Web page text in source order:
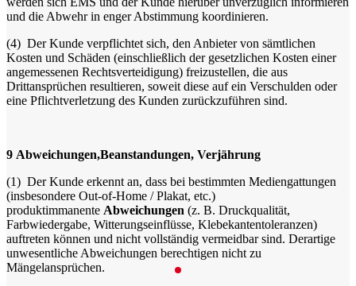
und die Abwehr in enger Abstimmung koordinieren.
(4) Der Kunde verpflichtet sich, den Anbieter von sämtlichen
Kosten und Schäden (einschließlich der gesetzlichen Kosten einer
angemessenen Rechtsverteidigung) freizustellen, die aus
Drittansprüchen resultieren, soweit diese auf ein Verschulden oder
eine Pflichtverletzung des Kunden zurückzuführen sind.
9 Abweichungen,Beanstandungen, Verjährung
(1) Der Kunde erkennt an, dass bei bestimmten Mediengattungen
(insbesondere Out-of-Home / Plakat, etc.)
produktimmanente Abweichungen (z. B. Druckqualität,
Farbwiedergabe, Witterungseinflüsse, Klebekantentoleranzen)
auftreten können und nicht vollständig vermeidbar sind. Derartige
unwesentliche Abweichungen berechtigen nicht zu
Mängelansprüchen.